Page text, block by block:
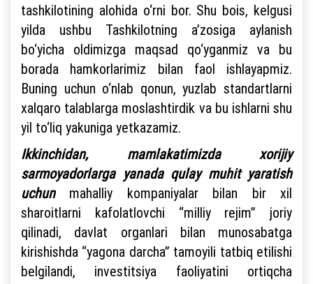
tashkilotining alohida o‘rni bor. Shu bois, kelgusi
yilda ushbu Tashkilotning a’zosiga aylanish
bo‘yicha oldimizga maqsad qo‘yganmiz va bu
borada hamkorlarimiz bilan faol ishlayapmiz.
Buning uchun o‘nlab qonun, yuzlab standartlarni
xalqaro talablarga moslashtirdik va bu ishlarni shu
yil to‘liq yakuniga yetkazamiz.
Ikkinchidan, mamlakatimizda xorijiy
sarmoyadorlarga yanada qulay muhit yaratish
uchun mahalliy kompaniyalar bilan bir xil
sharoitlarni kafolatlovchi “milliy rejim” joriy
qilinadi, davlat organlari bilan munosabatga
kirishishda “yagona darcha” tamoyili tatbiq etilishi
belgilandi, investitsiya faoliyatini ortiqcha